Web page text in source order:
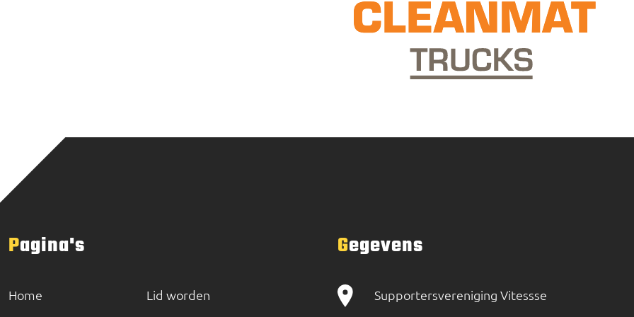
Pagina's
Home Lid worden
Gegevens
Supportersvereniging Vitessse